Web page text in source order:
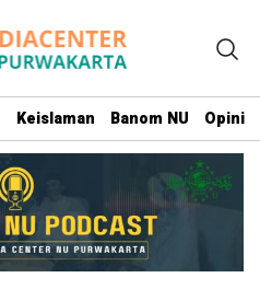
Keislaman Banom NU Opini